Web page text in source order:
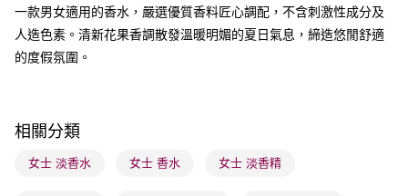
送貨方式
順豐自助櫃 - 確認發貨後1-3個工作天送達
順豐站及營業點 - 確認發貨後1-3個工作天送達
一款男女適用的香水，嚴選優質香料匠心調配，不含刺激性成分及
人造色素。清新花果香調散發溫暖明媚的夏日氣息，締造悠閒舒適
的度假氛圍。
相關分類
女士 淡香水 女士 香水 女士 淡香精